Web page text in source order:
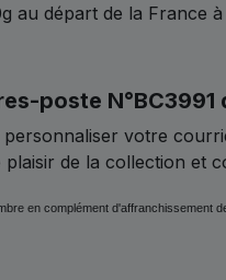
au départ de la France
poste
votre
de la collection et
en complément d'affranchissement